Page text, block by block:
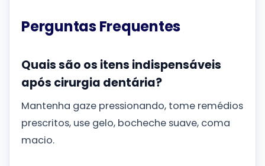
Perguntas Frequentes
Quais são os itens indispensáveis
após cirurgia dentária?
Mantenha gaze pressionando, tome remédios
prescritos, use gelo, bocheche suave, coma
macio.